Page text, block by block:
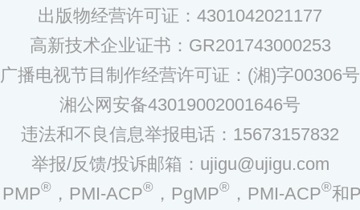
出版物经营许可证：4301042021177
高新技术企业证书：GR201743000253
广播电视节目制作经营许可证：(湘)字00306号
湘公网安备43019002001646号
违法和不良信息举报电话：15673157832
举报/反馈/投诉邮箱：ujigu@ujigu.com
PMP® ，PMI-ACP® ，PgMP® ，PMI-ACP®和